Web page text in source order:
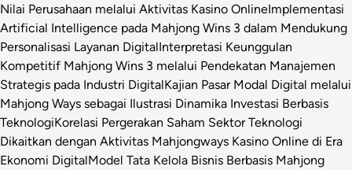
Nilai Perusahaan melalui Aktivitas Kasino OnlineImplementasi
Artificial Intelligence pada Mahjong Wins 3 dalam Mendukung
Personalisasi Layanan DigitalInterpretasi Keunggulan
Kompetitif Mahjong Wins 3 melalui Pendekatan Manajemen
Strategis pada Industri DigitalKajian Pasar Modal Digital melalui
Mahjong Ways sebagai Ilustrasi Dinamika Investasi Berbasis
TeknologiKorelasi Pergerakan Saham Sektor Teknologi
Dikaitkan dengan Aktivitas Mahjongways Kasino Online di Era
Ekonomi DigitalModel Tata Kelola Bisnis Berbasis Mahjong